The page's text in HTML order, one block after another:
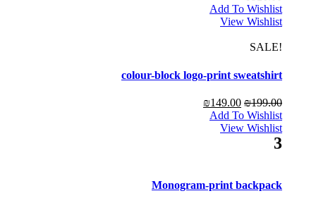
Add To Wishlist
View Wishlist
!SALE
colour-block logo-print sweatshirt
₪199.00
₪149.00
Add To Wishlist
View Wishlist
3
Monogram-print backpack